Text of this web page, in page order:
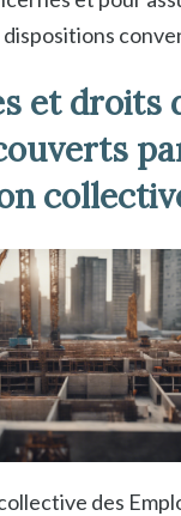
et droits
des